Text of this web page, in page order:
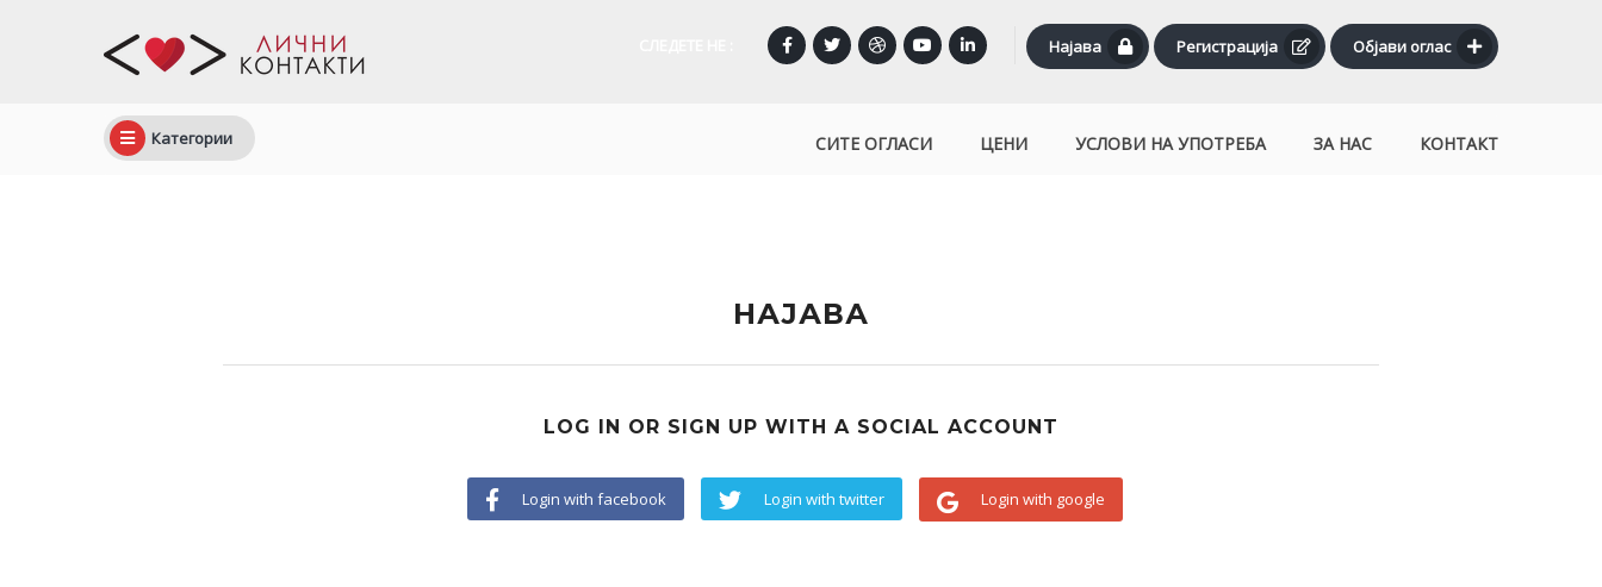
Најава Регистрација Објави оглас
Категории СИТЕ ОГЛАСИ ЦЕНИ УСЛОВИ НА УПОТРЕБА ЗА НАС КОНТАКТ
НАЈАВА
LOG IN OR SIGN UP WITH A SOCIAL ACCOUNT
Login with facebook Login with twitter Login with google